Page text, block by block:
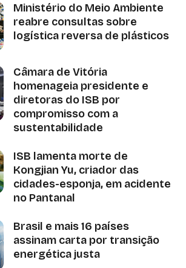
Ministério do Meio Ambiente
reabre consultas sobre
logística reversa de plásticos
Câmara de Vitória
homenageia presidente e
diretoras do ISB por
compromisso com a
sustentabilidade
ISB lamenta morte de
Kongjian Yu, criador das
cidades-esponja, em acidente
no Pantanal
Brasil e mais 16 países
assinam carta por transição
energética justa